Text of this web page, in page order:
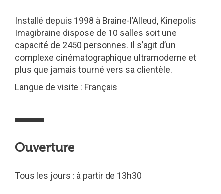
Installé depuis 1998 à Braine-l’Alleud, Kinepolis
Imagibraine dispose de 10 salles soit une
capacité de 2450 personnes. Il s’agit d’un
complexe cinématographique ultramoderne et
plus que jamais tourné vers sa clientèle.
Langue de visite : Français
Ouverture
Tous les jours : à partir de 13h30